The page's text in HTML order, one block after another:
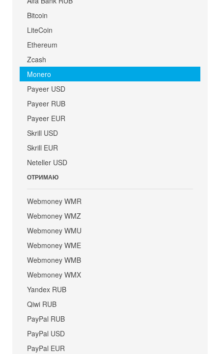
Bitcoin
LiteCoin
Ethereum
Zcash
Monero
Payeer USD
Payeer RUB
Payeer EUR
Skrill USD
Skrill EUR
Neteller USD
ОТРИМАЮ
Webmoney WMR
Webmoney WMZ
Webmoney WMU
Webmoney WME
Webmoney WMB
Webmoney WMX
Yandex RUB
Qiwi RUB
PayPal RUB
PayPal USD
PayPal EUR